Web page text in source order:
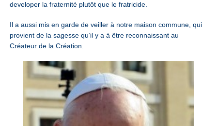
developer la fraternité plutôt que le fratricide.
Il a aussi mis en garde de veiller à notre maison commune, qui
provient de la sagesse qu’il y a à être reconnaissant au
Créateur de la Création.